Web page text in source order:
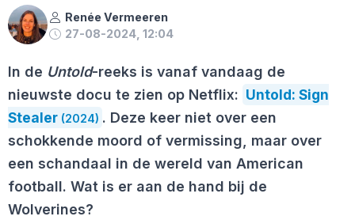
Renée Vermeeren
27-08-2024, 12:04
In de Untold-reeks is vanaf vandaag de
nieuwste docu te zien op Netflix: Untold: Sign
Stealer (2024) . Deze keer niet over een
schokkende moord of vermissing, maar over
een schandaal in de wereld van American
football. Wat is er aan de hand bij de
Wolverines?